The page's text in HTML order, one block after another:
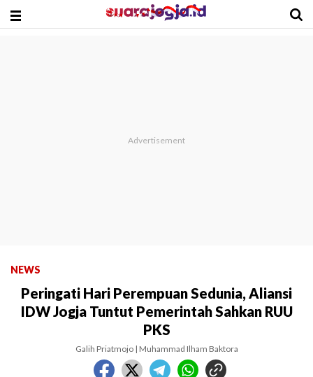
NEWS
Peringati Hari Perempuan Sedunia, Aliansi
IDW Jogja Tuntut Pemerintah Sahkan RUU
PKS
Galih Priatmojo | Muhammad Ilham Baktora